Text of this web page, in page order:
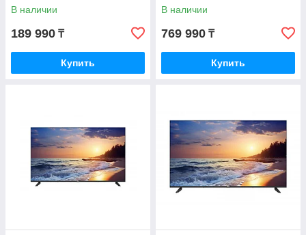
В наличии
189 990 ₸
Купить
В наличии
769 990 ₸
Купить